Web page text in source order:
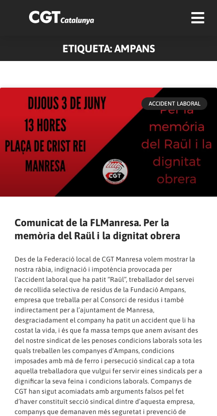
ETIQUETA: AMPANS
ACCIDENT LABORAL
Comunicat de la FLManresa. Per la
memòria del Raül i la dignitat obrera
Des de la Federació local de CGT Manresa volem mostrar la
nostra ràbia, indignació i impotència provocada per
l’accident laboral que ha patit “Raül”, treballador del servei
de recollida selectiva de residus de la Fundació Ampans,
empresa que treballa per al Consorci de residus i també
indirectament per a l’ajuntament de Manresa,
desgraciadament el company ha patit un accident que li ha
costat la vida, i és que fa massa temps que anem avisant des
del nostre sindicat de les penoses condicions laborals sota les
quals treballen les companyes d’Ampans, condicions
imposades amb mà de ferro i persecució sindical cap a tota
aquella treballadora que vulgui fer servir eines sindicals per a
dignificar la seva feina i condicions laborals. Companys de
CGT han sigut acomiadats amb arguments falsos pel fet
d’haver constituït secció sindical dintre d’aquesta empresa,
companys que demanaven més seguretat i prevenció de